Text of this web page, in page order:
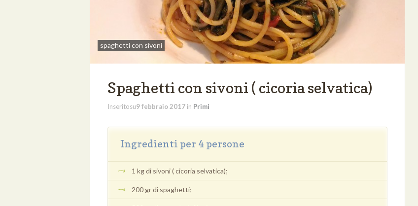
spaghetti con sivoni
Spaghetti con sivoni ( cicoria selvatica)
Inseritosu9 febbraio 2017 in Primi
Ingredienti per 4 persone
1 kg di sivoni ( cicoria selvatica);
200 gr di spaghetti;